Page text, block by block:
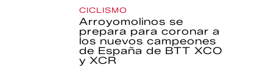
CICLISMO
Arroyomolinos se
prepara para coronar a
los nuevos campeones
de España de BTT XCO
y XCR